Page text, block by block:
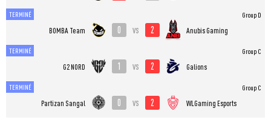
TERMINÉ
BOMBA Team 0 vs 2 Anubis Gaming
Group D
TERMINÉ
G2 NORD 1 vs 2 Galions
Group C
TERMINÉ
Partizan Sangal 0 vs 2 WLGaming Esports
Group C